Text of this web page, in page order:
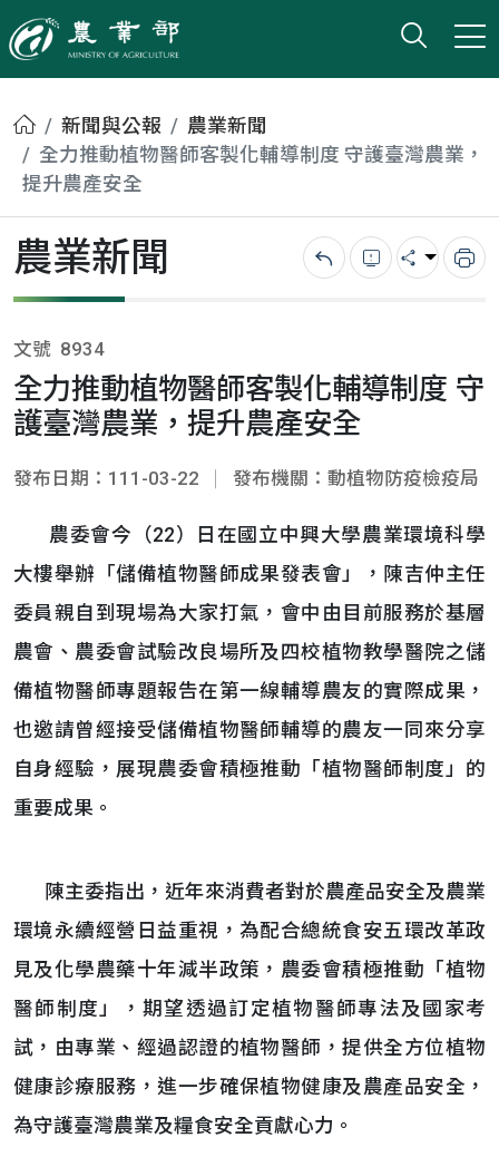
農業部
打開
小版
首頁新聞與公報
農業新聞
全力推動植物醫師客製化輔導制度 守護臺灣農業，
提升農產安全
農業新聞 回上一頁錯誤回報
分享 列
文號 8934
全力推動植物醫師客製化輔導制度 守
護臺灣農業，提升農產安全
發布日期：111-03-22 發布機關：動植物防疫檢疫局
農委會今（22）日在國立中興大學農業環境科學
大樓舉辦「儲備植物醫師成果發表會」，陳吉仲主任
委員親自到現場為大家打氣，會中由目前服務於基層
農會、農委會試驗改良場所及四校植物教學醫院之儲
備植物醫師專題報告在第一線輔導農友的實際成果，
也邀請曾經接受儲備植物醫師輔導的農友一同來分享
自身經驗，展現農委會積極推動「植物醫師制度」的
重要成果。
陳主委指出，近年來消費者對於農產品安全及農業
環境永續經營日益重視，為配合總統食安五環改革政
見及化學農藥十年減半政策，農委會積極推動「植物
醫師制度」，期望透過訂定植物醫師專法及國家考
試，由專業、經過認證的植物醫師，提供全方位植物
健康診療服務，進一步確保植物健康及農產品安全，
為守護臺灣農業及糧食安全貢獻心力。